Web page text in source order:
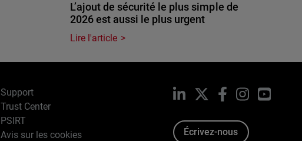
L’ajout de sécurité le plus simple de
2026 est aussi le plus urgent
Lire l'article
Support
Trust Center
PSIRT
Avis sur les cookies
LinkedIn Facebook
InstagramYouTube
Écrivez-nous